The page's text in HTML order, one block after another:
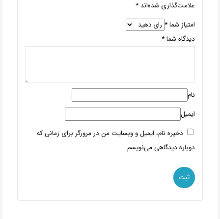
علامت‌گذاری شده‌اند *
امتیاز شما*
دیدگاه شما*
نام
ایمیل
ذخیره نام، ایمیل و وبسایت من در مرورگر برای زمانی که
دوباره دیدگاهی می‌نویسم.